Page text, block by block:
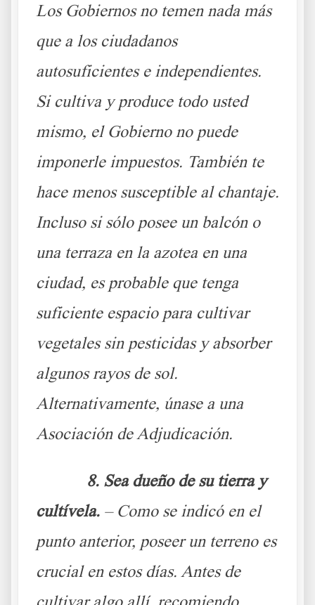
Los Gobiernos no temen nada más
que a los ciudadanos
autosuficientes e independientes.
Si cultiva y produce todo usted
mismo, el Gobierno no puede
imponerle impuestos. También te
hace menos susceptible al chantaje.
Incluso si sólo posee un balcón o
una terraza en la azotea en una
ciudad, es probable que tenga
suficiente espacio para cultivar
vegetales sin pesticidas y absorber
algunos rayos de sol.
Alternativamente, únase a una
Asociación de Adjudicación.
8. Sea dueño de su tierra y
cultívela. – Como se indicó en el
punto anterior, poseer un terreno es
crucial en estos días. Antes de